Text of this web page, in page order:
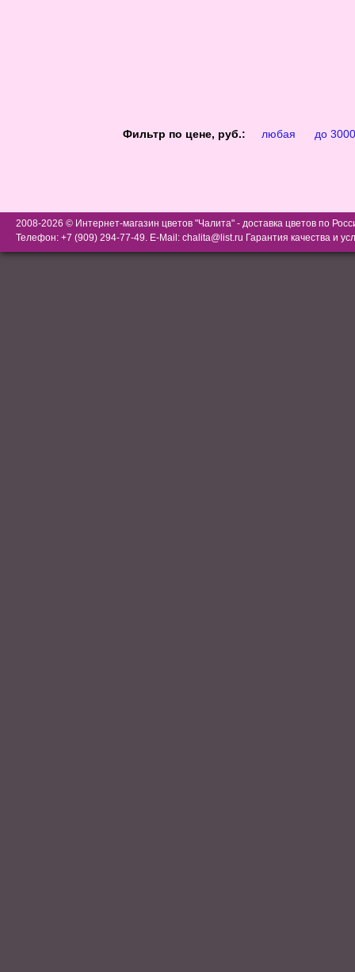
Фильтр по цене, руб.: любая до 3000
2008-2026 © Интернет-магазин цветов "Чалита" - доставка цветов по
Телефон: +7 (909) 294-77-49. E-Mail: chalita@list.ru Гарантия качества и